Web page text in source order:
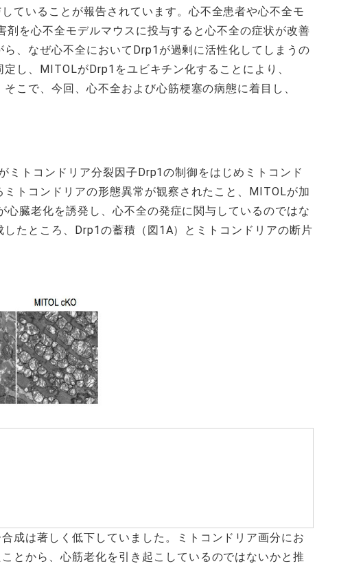
ていることが報告されています。心不全患者や心不全モ
を心不全モデルマウスに投与すると心不全の症状が改善
、なぜ心不全においてDrp1が過剰に活性化してしまうの
し、MITOLがDrp1をユビキチン化することにより、
こで、今回、心不全および心筋梗塞の病態に着目し、
トコンドリア分裂因子Drp1の制御をはじめミトコンド
トコンドリアの形態異常が観察されたこと、MITOLが加
臓老化を誘発し、心不全の発症に関与しているのではな
たところ、Drp1の蓄積（図1A）とミトコンドリアの断片
成は著しく低下していました。ミトコンドリア画分にお
とから、心筋老化を引き起こしているのではないかと推